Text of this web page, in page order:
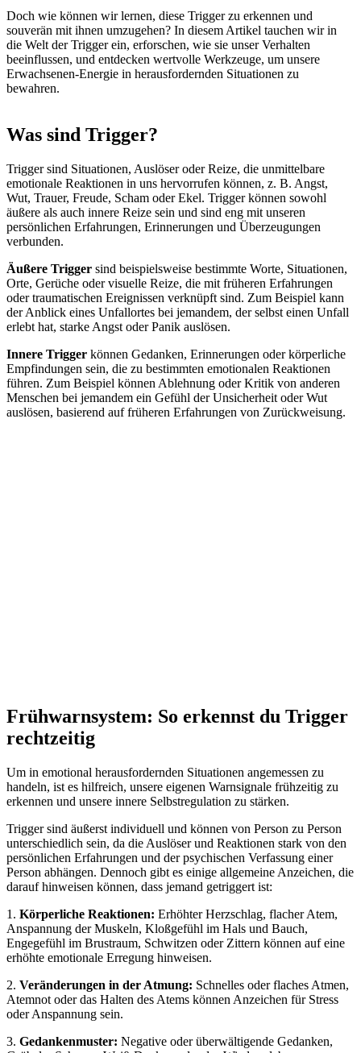
Doch wie können wir lernen, diese Trigger zu erkennen und
souverän mit ihnen umzugehen? In diesem Artikel tauchen wir in
die Welt der Trigger ein, erforschen, wie sie unser Verhalten
beeinflussen, und entdecken wertvolle Werkzeuge, um unsere
Erwachsenen-Energie in herausfordernden Situationen zu
bewahren.
Was sind Trigger?
Trigger sind Situationen, Auslöser oder Reize, die unmittelbare
emotionale Reaktionen in uns hervorrufen können, z. B. Angst,
Wut, Trauer, Freude, Scham oder Ekel. Trigger können sowohl
äußere als auch innere Reize sein und sind eng mit unseren
persönlichen Erfahrungen, Erinnerungen und Überzeugungen
verbunden.
Äußere Trigger sind beispielsweise bestimmte Worte, Situationen,
Orte, Gerüche oder visuelle Reize, die mit früheren Erfahrungen
oder traumatischen Ereignissen verknüpft sind. Zum Beispiel kann
der Anblick eines Unfallortes bei jemandem, der selbst einen Unfall
erlebt hat, starke Angst oder Panik auslösen.
Innere Trigger können Gedanken, Erinnerungen oder körperliche
Empfindungen sein, die zu bestimmten emotionalen Reaktionen
führen. Zum Beispiel können Ablehnung oder Kritik von anderen
Menschen bei jemandem ein Gefühl der Unsicherheit oder Wut
auslösen, basierend auf früheren Erfahrungen von Zurückweisung.
Frühwarnsystem: So erkennst du Trigger
rechtzeitig
Um in emotional herausfordernden Situationen angemessen zu
handeln, ist es hilfreich, unsere eigenen Warnsignale frühzeitig zu
erkennen und unsere innere Selbstregulation zu stärken.
Trigger sind äußerst individuell und können von Person zu Person
unterschiedlich sein, da die Auslöser und Reaktionen stark von den
persönlichen Erfahrungen und der psychischen Verfassung einer
Person abhängen. Dennoch gibt es einige allgemeine Anzeichen, die
darauf hinweisen können, dass jemand getriggert ist:
1. Körperliche Reaktionen: Erhöhter Herzschlag, flacher Atem,
Anspannung der Muskeln, Kloßgefühl im Hals und Bauch,
Engegefühl im Brustraum, Schwitzen oder Zittern können auf eine
erhöhte emotionale Erregung hinweisen.
2. Veränderungen in der Atmung: Schnelles oder flaches Atmen,
Atemnot oder das Halten des Atems können Anzeichen für Stress
oder Anspannung sein.
3. Gedankenmuster: Negative oder überwältigende Gedanken,